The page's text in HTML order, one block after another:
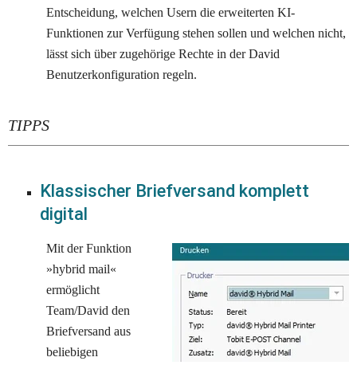
Entscheidung, welchen Usern die erweiterten KI-
Funktionen zur Verfügung stehen sollen und welchen nicht,
lässt sich über zugehörige Rechte in der David
Benutzerkonfiguration regeln.
TIPPS
Klassischer Briefversand komplett
digital
Mit der Funktion
»hybrid mail«
ermöglicht
Team/David den
Briefversand aus
beliebigen